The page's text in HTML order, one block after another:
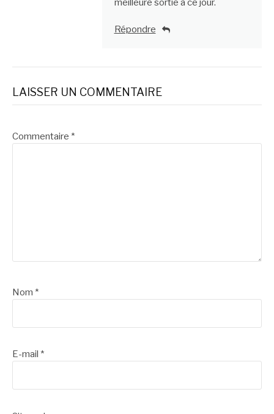
meilleure sortie à ce jour.
Répondre
LAISSER UN COMMENTAIRE
Commentaire *
Nom *
E-mail *